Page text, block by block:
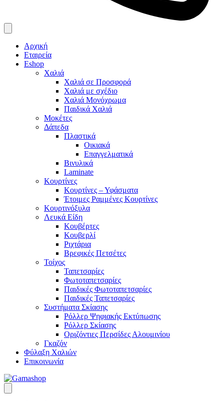
Αρχική
Εταιρεία
Eshop
Χαλιά
Χαλιά σε Προσφορά
Χαλιά με σχέδιο
Χαλιά Μονόχρωμα
Παιδικά Χαλιά
Μοκέτες
Δάπεδα
Πλαστικά
Οικιακά
Επαγγελματικά
Βινυλικά
Laminate
Κουρτίνες
Κουρτίνες – Υφάσματα
Έτοιμες Ραμμένες Κουρτίνες
Κουρτινόξυλα
Λευκά Είδη
Κουβέρτες
Κουβερλί
Ριχτάρια
Βρεφικές Πετσέτες
Τοίχος
Ταπετσαρίες
Φωτοταπετσαρίες
Παιδικές Φωτοταπετσαρίες
Παιδικές Ταπετσαρίες
Συστήματα Σκίασης
Ρόλλερ Ψηφιακής Εκτύπωσης
Ρόλλερ Σκίασης
Οριζόντιες Περσίδες Αλουμινίου
Γκαζόν
Φύλαξη Χαλιών
Επικοινωνία